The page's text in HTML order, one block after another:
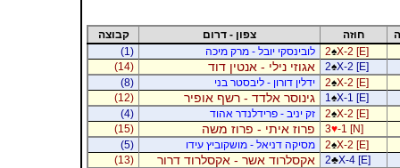
חוזה צפון - דרום
קבוצה
2♠X-2 [E] לובינסקי יובל - מרק מיכה
(1)
2♠X-2 [E] אגוזי נילי - אנטין דוד
(14)
2♠X-2 [E] ידלין דורון - ליבסטר בני
(8)
1 ♠X-1 [E] גינוסר אלדד - רשף אופיר
(12)
2♠X-2 [E] זק יניב - פרידלנדר אהוד
(4)
3♥-1 [N] פרוז איתי - פרוז משה
(15)
2♠X-2 [E] מסיקה דניאל - מושקוביץ עידו
(5)
2♣X-4 [E] אקסלרוד אשר - אקסלרוד דרור
(13)